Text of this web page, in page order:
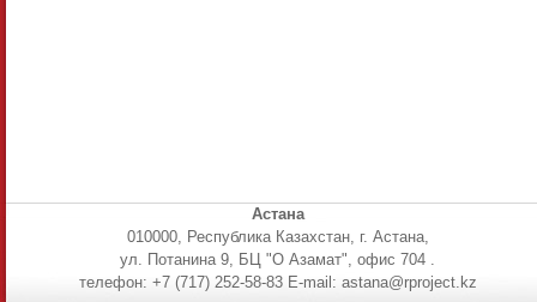
Астана
010000, Республика Казахстан, г. Астана,
ул. Потанина 9, БЦ "О Азамат", офис 704 .
телефон: +7 (717) 252-58-83 E-mail: astana@rproject.kz